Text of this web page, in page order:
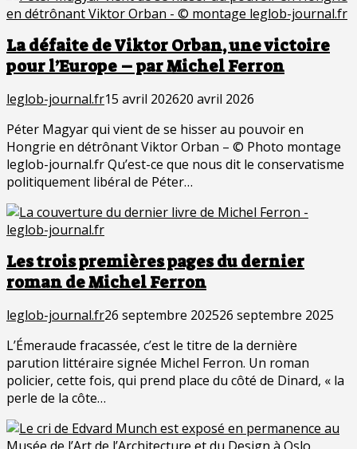
La défaite de Viktor Orban, une victoire
pour l’Europe – par Michel Ferron
leglob-journal.fr15 avril 202620 avril 2026
Péter Magyar qui vient de se hisser au pouvoir en
Hongrie en détrônant Viktor Orban – © Photo montage
leglob-journal.fr Qu’est-ce que nous dit le conservatisme
politiquement libéral de Péter…
Les trois premières pages du dernier
roman de Michel Ferron
leglob-journal.fr26 septembre 202526 septembre 2025
L’Émeraude fracassée, c’est le titre de la dernière
parution littéraire signée Michel Ferron. Un roman
policier, cette fois, qui prend place du côté de Dinard, « la
perle de la côte…